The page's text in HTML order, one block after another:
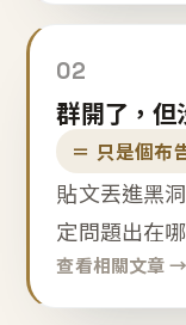
02
群開了，但
＝ 只是個布
貼文丟進黑
定問題出在
查看相關文章 →